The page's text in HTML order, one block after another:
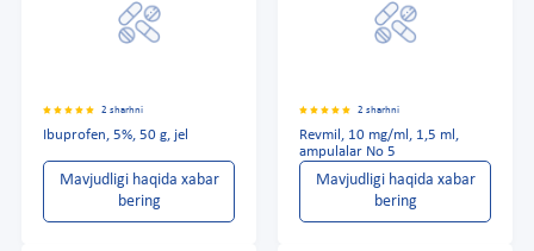
2 sharhni
Ibuprofen, 5%, 50 g, jel
Mavjudligi haqida xabar
bering
2 sharhni
Revmil, 10 mg/ml, 1,5 ml,
ampulalar No 5
Mavjudligi haqida xabar
bering